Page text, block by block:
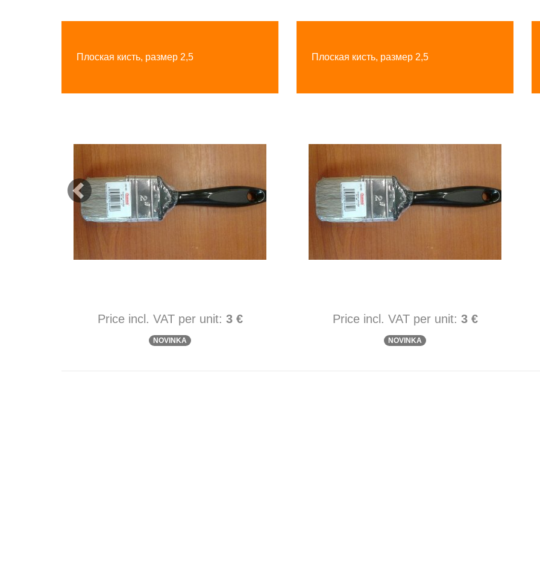
Плоская кисть, размер 2,5
Price incl. VAT per unit: 3 €
NOVINKA
Плоская кисть, размер 2,5
Price incl. VAT per unit: 3 €
NOVINKA